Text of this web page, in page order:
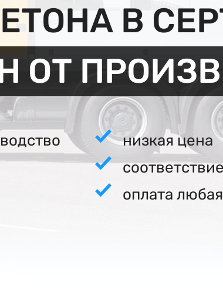
В
ОТ
низкая цена
оплата любая